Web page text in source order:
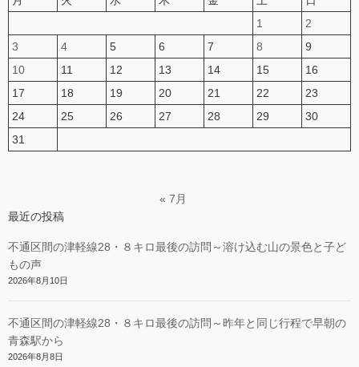
1
2
3
4 5 6 7 8
9
10
11 12 13 14 15
16
17
18 19 20 21 22
23
24
25 26 27 28 29
30
31
« 7月
最近の投稿
不通区間の津軽線28・８キロ最後の訪問～溶け込む山の景色と子ど
もの声
2026年8月10日
不通区間の津軽線28・８キロ最後の訪問～昨年と同じ行程で早朝の
青森駅から
2026年8月8日